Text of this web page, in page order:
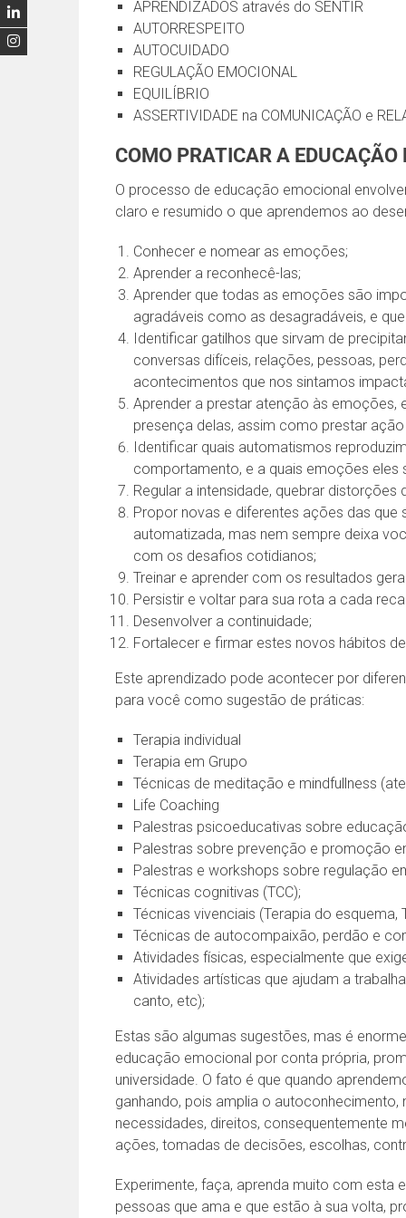
APRENDIZADOS através do SENTIR
AUTORRESPEITO
AUTOCUIDADO
REGULAÇÃO EMOCIONAL
EQUILÍBRIO
ASSERTIVIDADE na COMUNICAÇÃO e
COMO PRATICAR A EDUCAÇÃO
O processo de educação emocional
claro e resumido o que aprendemos ao
Conhecer e nomear as emoções;
Aprender a reconhecê-las;
Aprender que todas as emoções são
agradáveis como as desagradáveis, e
Identificar gatilhos que sirvam de
conversas difíceis, relações, pessoas,
acontecimentos que nos sintamos
Aprender a prestar atenção às emoções,
presença delas, assim como prestar
Identificar quais automatismos
comportamento, e a quais emoções eles
Regular a intensidade, quebrar
Propor novas e diferentes ações das
automatizada, mas nem sempre deixa
com os desafios cotidianos;
Treinar e aprender com os resultados
Persistir e voltar para sua rota a cada
Desenvolver a continuidade;
Fortalecer e firmar estes novos hábitos
Este aprendizado pode acontecer por
para você como sugestão de práticas:
Terapia individual
Terapia em Grupo
Técnicas de meditação e mindfullness
Life Coaching
Palestras psicoeducativas sobre
Palestras sobre prevenção e promoção
Palestras e workshops sobre regulação
Técnicas cognitivas (TCC);
Técnicas vivenciais (Terapia do esquema,
Técnicas de autocompaixão, perdão e
Atividades físicas, especialmente que
Atividades artísticas que ajudam a
canto, etc);
Estas são algumas sugestões, mas é
educação emocional por conta própria,
universidade. O fato é que quando
ganhando, pois amplia o
necessidades, direitos, consequentemente
ações, tomadas de decisões, escolhas,
Experimente, faça, aprenda muito com esta
pessoas que ama e que estão à sua volta,